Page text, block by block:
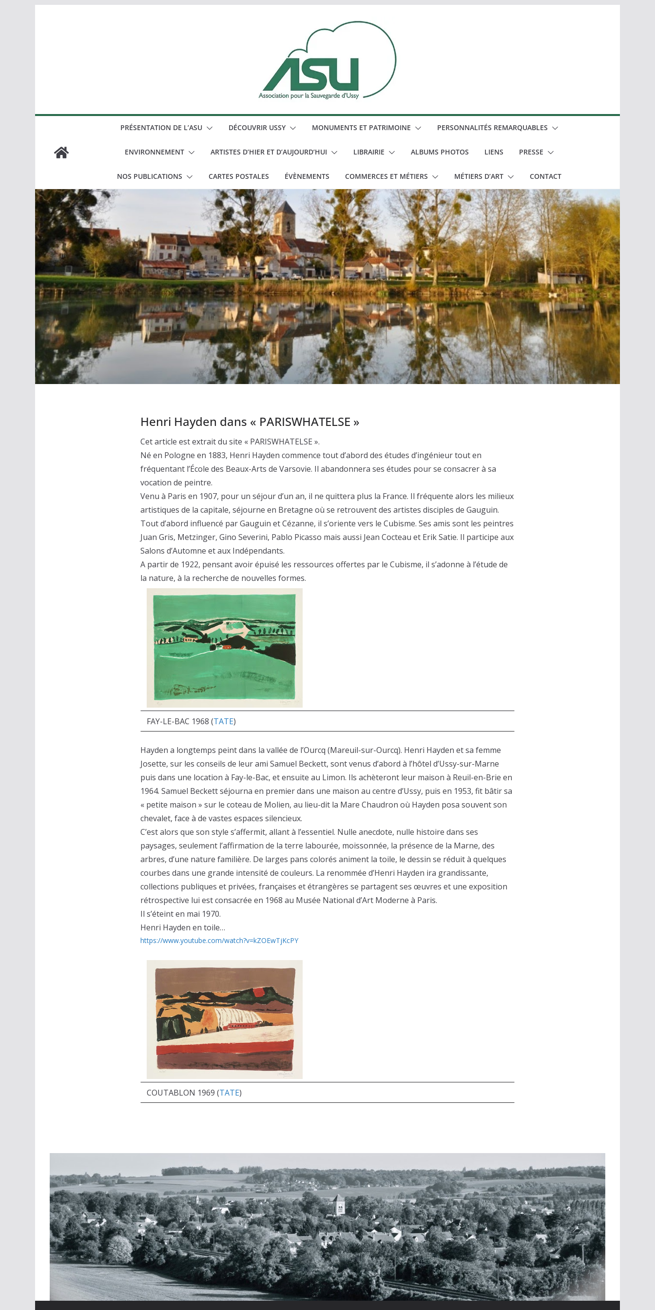
PRÉSENTATION DE L’ASU DÉCOUVRIR USSY MONUMENTS ET PATRIMOINE PERSONNALITÉS REMARQUABLES
ENVIRONNEMENT ARTISTES D’HIER ET D’AUJOURD’HUI LIBRAIRIE ALBUMS PHOTOS LIENS PRESSE
NOS PUBLICATIONS CARTES POSTALES ÉVÈNEMENTS COMMERCES ET MÉTIERS MÉTIERS D’ART CONTACT
Henri Hayden dans « PARISWHATELSE »
Cet article est extrait du site « PARISWHATELSE ».
Né en Pologne en 1883, Henri Hayden commence tout d’abord des études d’ingénieur tout en
fréquentant l’École des Beaux-Arts de Varsovie. Il abandonnera ses études pour se consacrer à sa
vocation de peintre.
Venu à Paris en 1907, pour un séjour d’un an, il ne quittera plus la France. Il fréquente alors les milieux
artistiques de la capitale, séjourne en Bretagne où se retrouvent des artistes disciples de Gauguin.
Tout d’abord influencé par Gauguin et Cézanne, il s’oriente vers le Cubisme. Ses amis sont les peintres
Juan Gris, Metzinger, Gino Severini, Pablo Picasso mais aussi Jean Cocteau et Erik Satie. Il participe aux
Salons d’Automne et aux Indépendants.
A partir de 1922, pensant avoir épuisé les ressources offertes par le Cubisme, il s’adonne à l’étude de
la nature, à la recherche de nouvelles formes.
FAY-LE-BAC 1968 (TATE)
Hayden a longtemps peint dans la vallée de l’Ourcq (Mareuil-sur-Ourcq). Henri Hayden et sa femme
Josette, sur les conseils de leur ami Samuel Beckett, sont venus d’abord à l’hôtel d’Ussy-sur-Marne
puis dans une location à Fay-le-Bac, et ensuite au Limon. Ils achèteront leur maison à Reuil-en-Brie en
1964. Samuel Beckett séjourna en premier dans une maison au centre d’Ussy, puis en 1953, fit bâtir sa
« petite maison » sur le coteau de Molien, au lieu-dit la Mare Chaudron où Hayden posa souvent son
chevalet, face à de vastes espaces silencieux.
C’est alors que son style s’affermit, allant à l’essentiel. Nulle anecdote, nulle histoire dans ses
paysages, seulement l’affirmation de la terre labourée, moissonnée, la présence de la Marne, des
arbres, d’une nature familière. De larges pans colorés animent la toile, le dessin se réduit à quelques
courbes dans une grande intensité de couleurs. La renommée d’Henri Hayden ira grandissante,
collections publiques et privées, françaises et étrangères se partagent ses œuvres et une exposition
rétrospective lui est consacrée en 1968 au Musée National d’Art Moderne à Paris.
Il s’éteint en mai 1970.
Henri Hayden en toile…
https://www.youtube.com/watch?v=kZOEwTjKcPY
COUTABLON 1969 (TATE)